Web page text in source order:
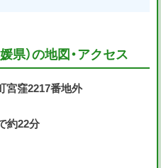
県）の地図・アクセス
宮窪2217番地外
約22分